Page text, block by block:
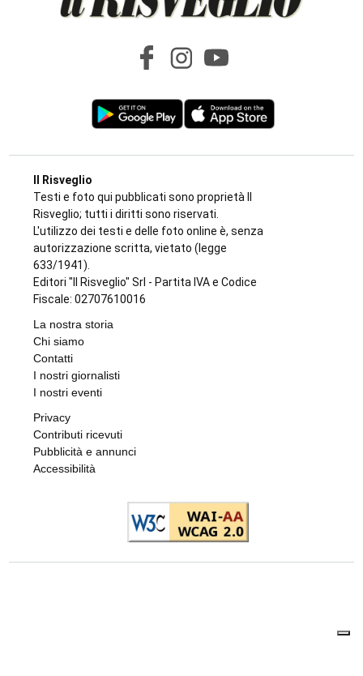
Il Risveglio
Testi e foto qui pubblicati sono proprietà Il
Risveglio; tutti i diritti sono riservati.
L'utilizzo dei testi e delle foto online è, senza
autorizzazione scritta, vietato (legge
633/1941).
Editori "Il Risveglio" Srl - Partita IVA e Codice
Fiscale: 02707610016
La nostra storia
Chi siamo
Contatti
I nostri giornalisti
I nostri eventi
Privacy
Contributi ricevuti
Pubblicità e annunci
Accessibilità